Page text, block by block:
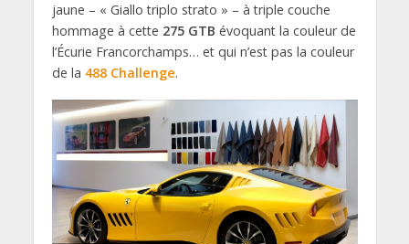
jaune – « Giallo triplo strato » – à triple couche
hommage à cette 275 GTB évoquant la couleur de
l’Écurie Francorchamps… et qui n’est pas la couleur
de la 488 Challenge.